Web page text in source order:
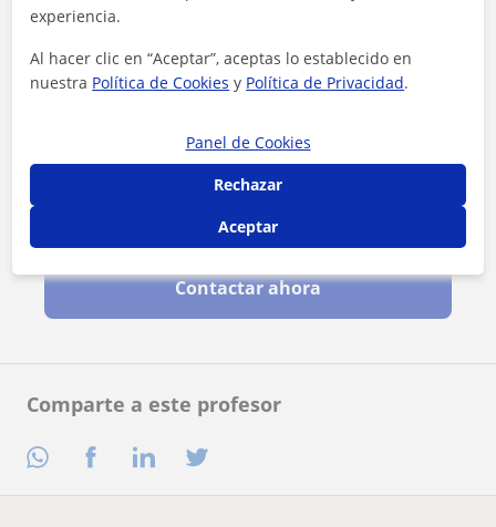
Comparte a este profesor
Al hacer clic, aceptas nuestroaviso legal
Contactar ahora
experiencia.
Al hacer clic en “Aceptar”, aceptas lo establecido en
nuestra Política de Cookies y Política de Privacidad.
Panel de Cookies
Rechazar
Aceptar